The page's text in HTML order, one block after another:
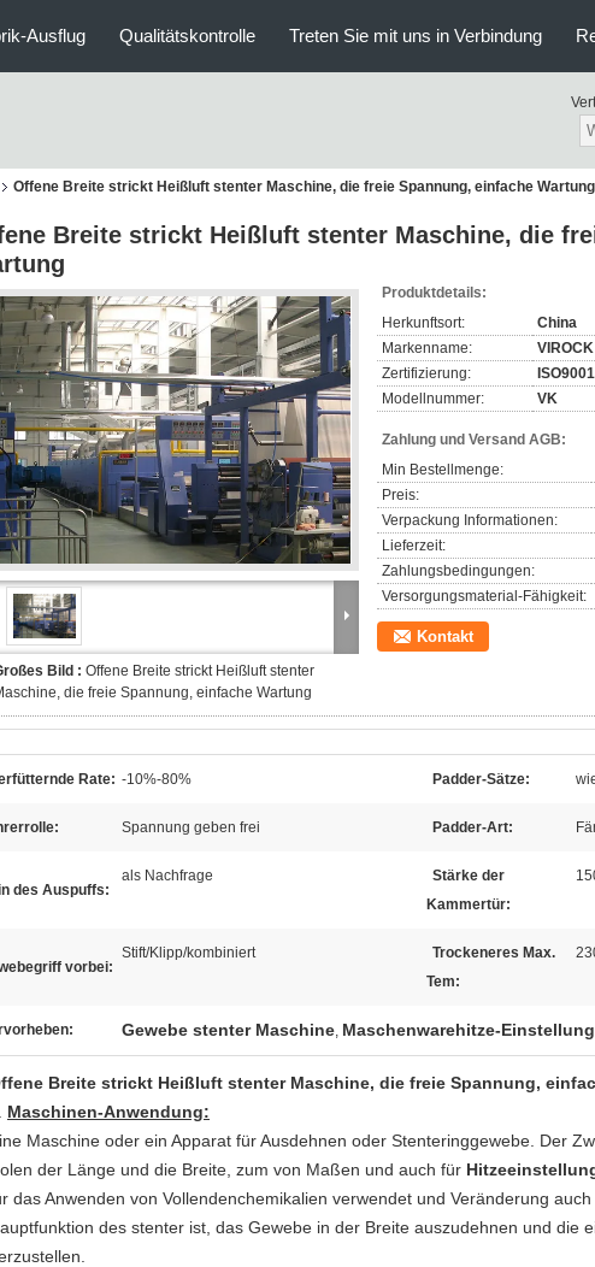
Ausflug Qualitätskontrolle Treten Sie mit uns in Verbindung
Offene Breite strickt Heißluft stenter Maschine, die freie Spannung, einfache Wartung
Breite strickt Heißluft stenter Maschine, die
Bild : Offene Breite strickt Heißluft stenter
die freie Spannung, einfache Wartung
Produktdetails:
Herkunftsort:
China
Markenname:
VIROCK
Zertifizierung:
ISO9001
Modellnummer:
VK
Zahlung und Versand AGB:
Min Bestellmenge:
Preis:
Verpackung Informationen:
Lieferzeit:
Zahlungsbedingungen:
Versorgungsmaterial-Fähigkeit:
Kontakt
Rate: -10%-80% Padder-Sätze:
Spannung geben frei Padder-Art:
des Auspuffs:
als Nachfrage
Stärke der
Kammertür:
vorbei:
Stift/Klipp/kombiniert
Trockeneres Max.
Tem:
Gewebe stenter Maschine, Maschenwarehitze-
Breite strickt Heißluft stenter Maschine, die freie Spannung,
Maschinen-Anwendung:
Maschine oder ein Apparat für Ausdehnen oder Stenteringgewebe. Der
der Länge und die Breite, zum von Maßen und auch für
das Anwenden von Vollendenchemikalien verwendet und Veränderung
des stenter ist, das Gewebe in der Breite auszudehnen und die